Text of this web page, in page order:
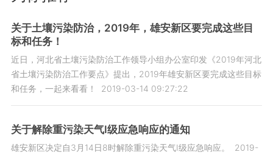
关于土壤污染防治，2019年，雄安新区要完成这些目
标和任务！
近日，河北省土壤污染防治工作领导小组办公室印发《2019年河北
省土壤污染防治工作要点》提出，2019年雄安新区要完成这些目标
和任务，一起来看看！
2019-03-14 09:27:22
关于解除重污染天气Ⅰ级应急响应的通知
雄安新区决定自3月14日8时解除重污染天气Ⅰ级应急响应。
2019-